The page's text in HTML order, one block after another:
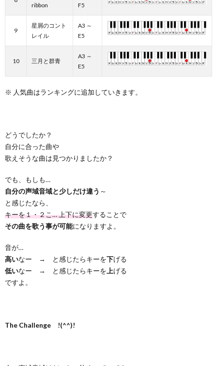
ribbon
F5
9
星屑のコント
レイル
A3 ～
E5
10 三月と群青
A3 ～
E5
※ 人気曲はランキングに追加していきます。
どうでしたか？
自分に合った曲や
歌えそうな曲は見つかりましたか？
でも、もしも…
自分の声域音域と少しだけ違う ～
と感じたなら、
キーを１・２こ… 上下に変更することで
その曲を歌う事が可能になりますよ。
音が…
高いなー → と感じたらキーを下げる
低いなー → と感じたらキーを 上げる
ですよ。
The Challenge !(^^)!